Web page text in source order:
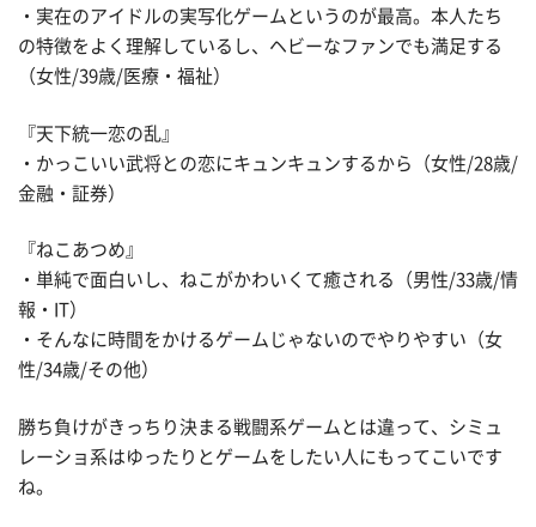
・実在のアイドルの実写化ゲームというのが最高。本人たち
の特徴をよく理解しているし、ヘビーなファンでも満足する
（女性/39歳/医療・福祉）
『天下統一恋の乱』
・かっこいい武将との恋にキュンキュンするから（女性/28歳/
金融・証券）
『ねこあつめ』
・単純で面白いし、ねこがかわいくて癒される（男性/33歳/情
報・IT）
・そんなに時間をかけるゲームじゃないのでやりやすい（女
性/34歳/その他）
勝ち負けがきっちり決まる戦闘系ゲームとは違って、シミュ
レーショ系はゆったりとゲームをしたい人にもってこいです
ね。